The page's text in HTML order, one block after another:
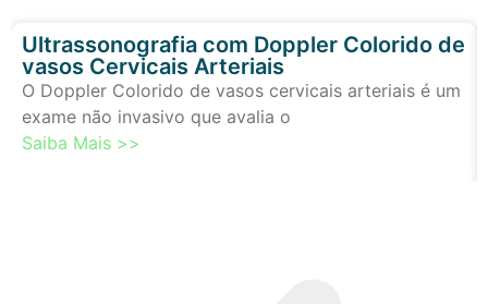
Ultrassonografia com Doppler Colorido de
vasos Cervicais Arteriais
O Doppler Colorido de vasos cervicais arteriais é um
exame não invasivo que avalia o
Saiba Mais >>